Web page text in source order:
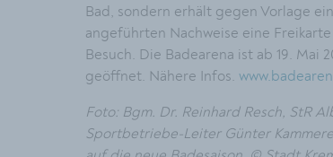
Bad, sondern erhält gegen Vorlage
angeführten Nachweise eine
Besuch. Die Badearena ist ab 19. Mai
geöffnet. Nähere Infos.
Foto: Bgm. Dr. Reinhard Resch, StR
Sportbetriebe-Leiter Günter